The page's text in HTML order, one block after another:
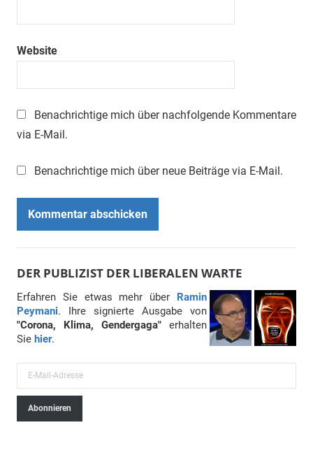
Website
Benachrichtige mich über nachfolgende Kommentare
via E-Mail.
Benachrichtige mich über neue Beiträge via E-Mail.
DER PUBLIZIST DER LIBERALEN WARTE
Erfahren Sie etwas mehr über Ramin
Peymani. Ihre signierte Ausgabe von
"Corona, Klima, Gendergaga" erhalten
Sie hier.
-
Abonnieren